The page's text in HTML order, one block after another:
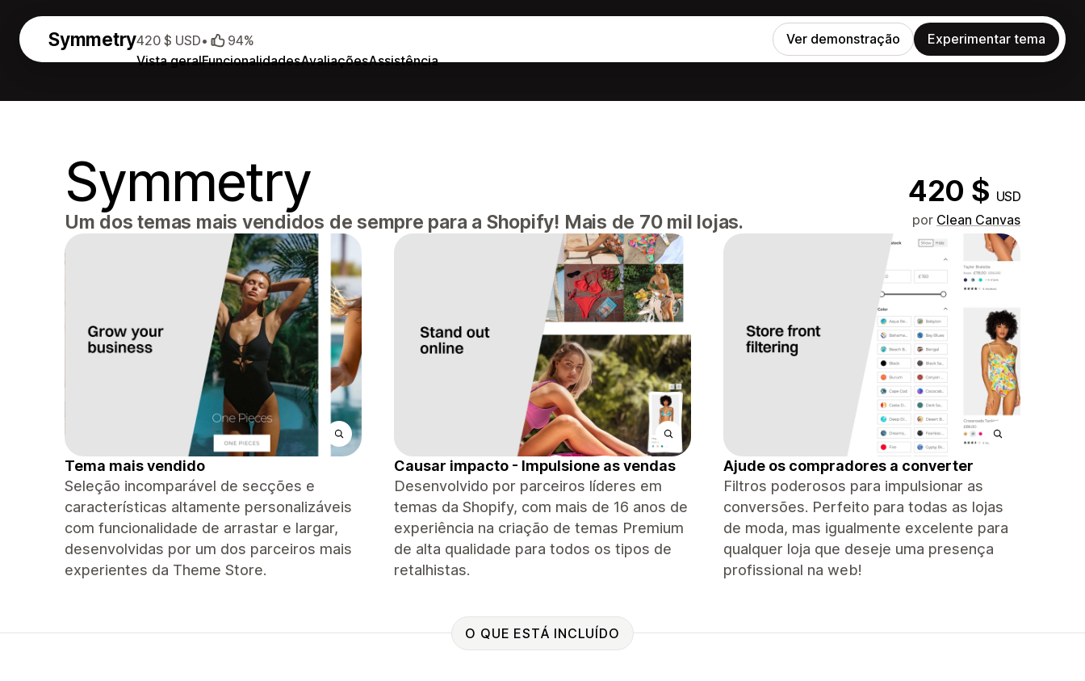
Symmetry
Vista geralFuncionalidadesAvaliaçõesAssistência
420 $ USD• 94% Ver demonstração Experimentar tema
Symmetry 420 $ USD
Um dos temas mais vendidos de sempre para a Shopify! Mais de 70 mil lojas. por Clean Canvas
Tema mais vendido
Seleção incomparável de secções e
características altamente personalizáveis ​​
com funcionalidade de arrastar e largar,
desenvolvidas por um dos parceiros mais
experientes da Theme Store.
Causar impacto - Impulsione as vendas
Desenvolvido por parceiros líderes em
temas da Shopify, com mais de 16 anos de
experiência na criação de temas Premium
de alta qualidade para todos os tipos de
retalhistas.
Ajude os compradores a converter
Filtros poderosos para impulsionar as
conversões. Perfeito para todas as lojas
de moda, mas igualmente excelente para
qualquer loja que deseje uma presença
profissional na web!
O QUE ESTÁ INCLUÍDO